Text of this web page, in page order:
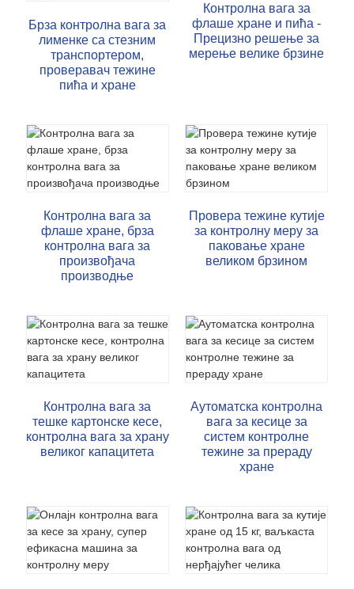
Брза контролна вага за
лименке са стезним
транспортером,
проверавач тежине
пића и хране
Контролна вага за
флаше хране и пића -
Прецизно решење за
мерење велике брзине
Контролна вага за
флаше хране, брза
контролна вага за
произвођача
производње
Провера тежине кутије
за контролну меру за
паковање хране
великом брзином
Контролна вага за
тешке картонске кесе,
контролна вага за храну
великог капацитета
Аутоматска контролна
вага за кесице за
систем контролне
тежине за прераду
хране